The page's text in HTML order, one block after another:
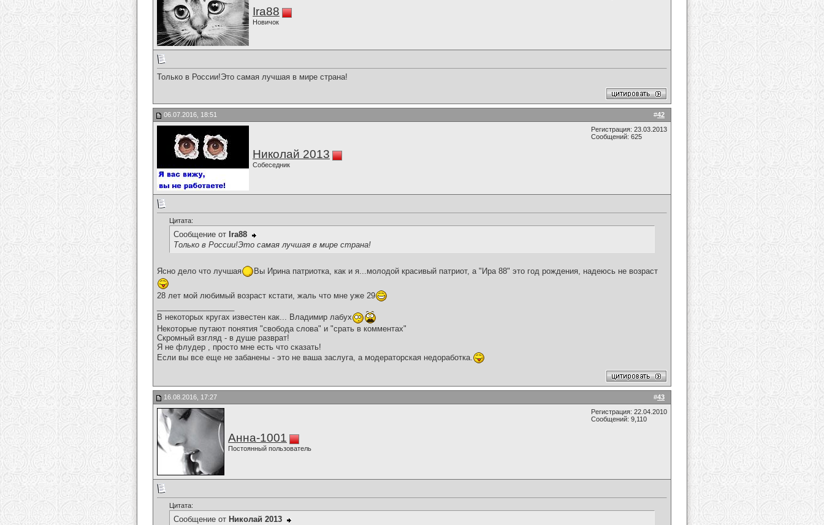
Ira88
Новичок
Только в России!Это самая лучшая в мире страна!
#42
06.07.2016, 18:51
Николай 2013
Собеседник
Регистрация: 23.03.2013
Сообщений: 625
Цитата:
Сообщение от Ira88
Только в России!Это самая лучшая в мире страна!
Ясно дело что лучшая Вы Ирина патриотка, как и я...молодой красивый патриот, а "Ира 88" это год рождения, надеюсь не возраст
28 лет мой любимый возраст кстати, жаль что мне уже 29
В некоторых кругах известен как... Владимир лабух
Некоторые путают понятия "свобода слова" и "срать в комментах"
Скромный взгляд - в душе разврат!
Я не флудер , просто мне есть что сказать!
Если вы все еще не забанены - это не ваша заслуга, а модераторская недоработка.
#43
16.08.2016, 17:27
Анна-1001
Постоянный пользователь
Регистрация: 22.04.2010
Сообщений: 9,110
Цитата:
Сообщение от Николай 2013